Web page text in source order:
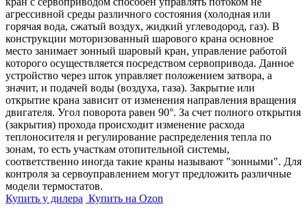
агрессивной среды различного состояния (холодная или
горячая вода, сжатый воздух, жидкий углеводород, газ). В
конструкции моторизованный шарового крана основное
место занимает зонный шаровый кран, управление работой
которого осуществляется посредством сервопривода. Данное
устройство через шток управляет положением затвора, а
значит, и подачей воды (воздуха, газа). Закрытие или
открытие крана зависит от изменения направления вращения
двигателя. Угол поворота равен 90°. За счет полного открытия
(закрытия) прохода происходит изменение расхода
теплоносителя и регулирование распределения тепла по
зонам, то есть участкам отопительной системы,
соответственно иногда такие краны называют "зонными". Для
контроля за сервоуправлением могут предложить различные
модели термостатов.
Купить у дилера Купить на Ozon